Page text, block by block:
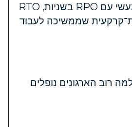
אמיתית? מדריך מעשי עם RPO בשניות, RTO
שממשיכה לעבוד
רוב הארגונים נופלים